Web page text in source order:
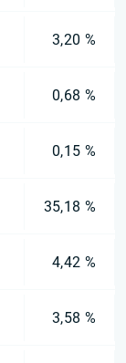
3,20 %
0,68 %
0,15 %
35,18 %
4,42 %
3,58 %